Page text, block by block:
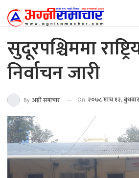
सुदूरपश्चिममा
निर्वाचन जारी
By अग्नी समाचार On २०७८ माघ १२,